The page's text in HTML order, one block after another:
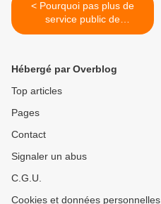
< Pourquoi pas plus de
service public de
l'audiovisuel
Hébergé par Overblog
Top articles
Pages
Contact
Signaler un abus
C.G.U.
Cookies et données personnelles